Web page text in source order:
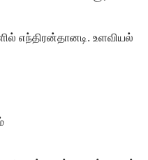
எந்திரன்தானடி. உளவியல்